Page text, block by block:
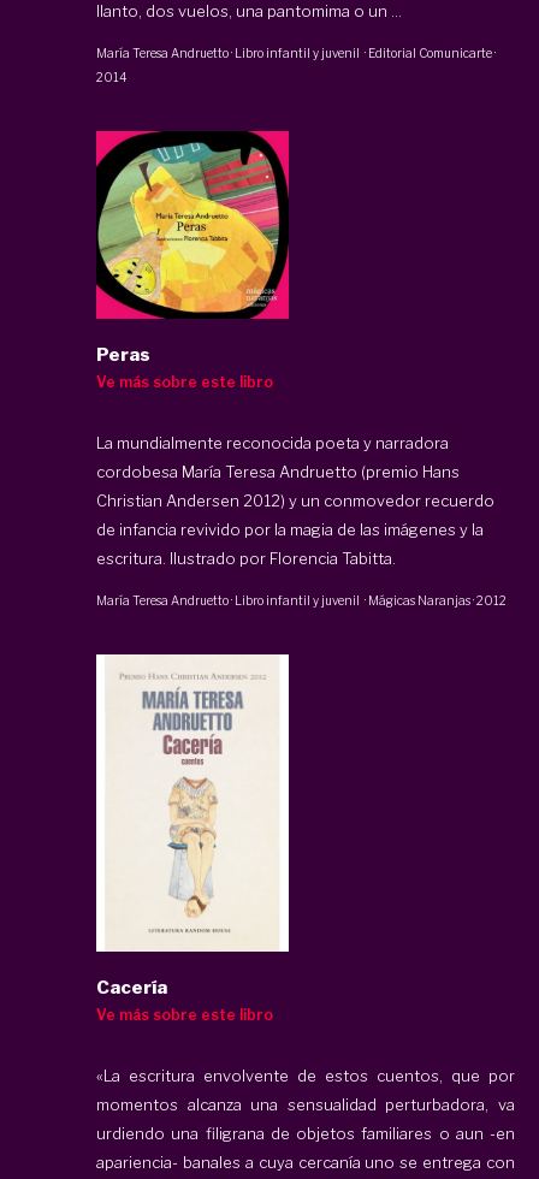
llanto, dos vuelos, una pantomima o un ...
María Teresa Andruetto· Libro infantil y juvenil · Editorial Comunicarte·
2014
Peras
Ve más sobre este libro
La mundialmente reconocida poeta y narradora
cordobesa María Teresa Andruetto (premio Hans
Christian Andersen 2012) y un conmovedor recuerdo
de infancia revivido por la magia de las imágenes y la
escritura. Ilustrado por Florencia Tabitta.
María Teresa Andruetto· Libro infantil y juvenil · Mágicas Naranjas·2012
Cacería
Ve más sobre este libro
«La escritura envolvente de estos cuentos, que por
momentos alcanza una sensualidad perturbadora, va
urdiendo una filigrana de objetos familiares o aun -en
apariencia- banales a cuya cercanía uno se entrega con